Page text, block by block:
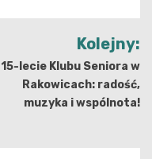
Kolejny:
15-lecie Klubu Seniora w
Rakowicach: radość,
muzyka i wspólnota!